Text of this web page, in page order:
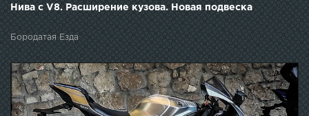
Нива с V8. Расширение кузова. Новая подвеска
Бородатая Езда